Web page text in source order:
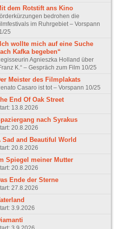
dem Rotstift ans Kino
bedrohen die
im Ruhrgebiet – Vorspann
25
wollte mich auf eine Suche
Kafka begeben“
Agnieszka Holland über
K.“ – Gespräch zum Film 10/25
Meister des Filmplakats
Casaro ist tot – Vorspann 10/25
End Of Oak Street
13.8.2026
nach Syrakus
20.8.2026
Sad and Beautiful World
20.8.2026
Spiegel meiner Mutter
20.8.2026
Ende der Sterne
27.8.2026
3.9.2026